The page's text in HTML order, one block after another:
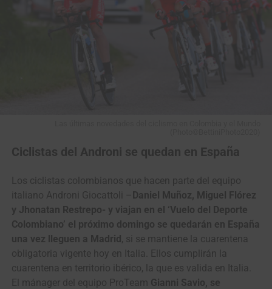
Ciclistas del Androni se quedan en España
Los ciclistas colombianos que hacen parte del equipo
italiano Androni Giocattoli – Daniel Muñoz, Miguel Flórez
y Jhonatan Restrepo- y viajan en el ‘Vuelo del Deporte
Colombiano’ el próximo domingo se quedarán en España
una vez lleguen a Madrid , si se mantiene la cuarentena
obligatoria vigente hoy en Italia. Ellos cumplirán la
cuarentena en territorio ibérico, la que es valida en Italia.
El mánager del equipo ProTeam Gianni Savio, se